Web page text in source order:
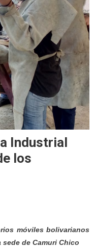
Industrial
los
móviles bolivarianos
de Camuri Chico